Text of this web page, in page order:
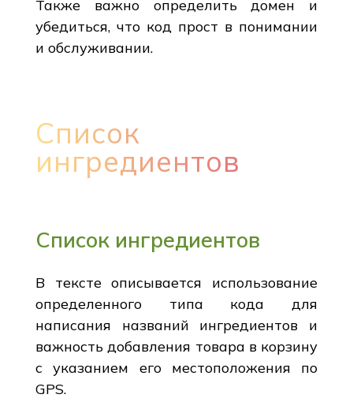
Также важно определить домен и
убедиться, что код прост в понимании
и обслуживании.
Список
ингредиентов
Список ингредиентов
В тексте описывается использование
определенного типа кода для
написания названий ингредиентов и
важность добавления товара в корзину
с указанием его местоположения по
GPS.